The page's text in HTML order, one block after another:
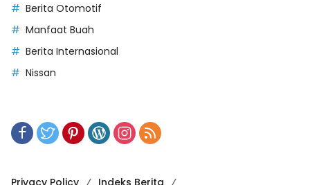
Berita Otomotif
Manfaat Buah
Berita Internasional
Nissan
Privacy Policy Indeks Berita